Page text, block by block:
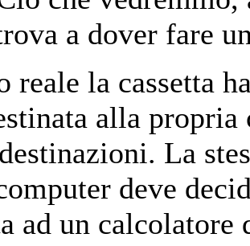
a dover fare
reale la cassetta
alla
La
deve
ad un